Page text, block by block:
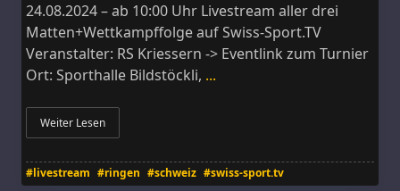
24.08.2024 – ab 10:00 Uhr Livestream aller drei
Matten+Wettkampffolge auf Swiss-Sport.TV
Veranstalter: RS Kriessern -> Eventlink zum Turnier
Ort: Sporthalle Bildstöckli, ...
Weiter Lesen
#livestream #ringen #schweiz #swiss-sport.tv